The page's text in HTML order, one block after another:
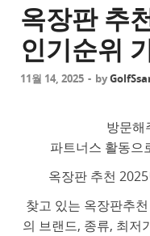
옥장판 추
인기순위
11월 14, 2025 - by
방문해
파트너스 활동으
옥장판 추천
찾고 있는 옥장판추
의 브랜드, 종류, 최저